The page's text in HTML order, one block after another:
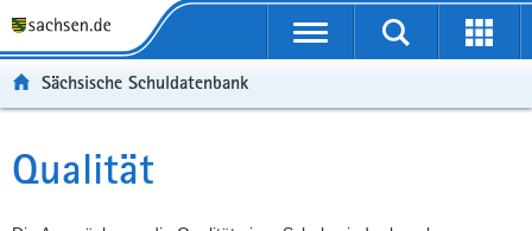
t
ü
r
l
a
t
W
tr
Portalübergreifende
Suche
Sächsische Schuldatenbank
Hauptinhalt
Qualität